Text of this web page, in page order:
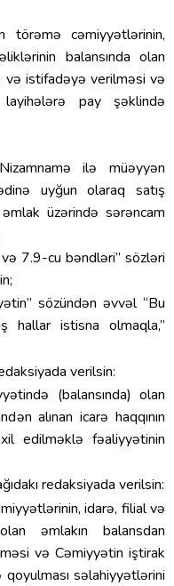
törəmə cəmiyyətlərinin,
balansında olan
və istifadəyə verilməsi və
pay şəklində
ilə müəyyən
uyğun olaraq satış
üzərində sərəncam
7.9-cu bəndləri” sözləri
sözündən əvvəl “Bu
hallar istisna olmaqla,”
verilsin:
(balansında) olan
alınan icarə haqqının
edilməklə fəaliyyətinin
redaksiyada verilsin:
idarə, filial və
əmlakın balansdan
və Cəmiyyətin iştirak
səlahiyyətlərini